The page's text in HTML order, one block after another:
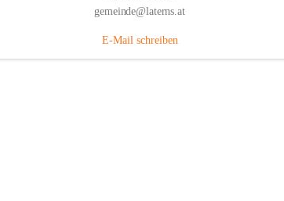
gemeinde@laterns.at
E-Mail schreiben